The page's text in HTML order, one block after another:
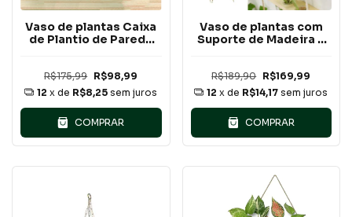
Vaso de plantas Caixa
de Plantio de Parede
R$175,99 R$98,99
12 x de R$8,25 sem juros
COMPRAR
Vaso de plantas com
Suporte de Madeira e
R$189,90 R$169,99
12 x de R$14,17 sem juros
COMPRAR